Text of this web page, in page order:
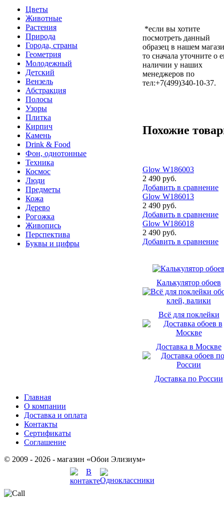
Цветы
Животные
Растения
Природа
Города, страны
Геометрия
Молодежный
Детский
Вензель
Абстракция
Полосы
Узоры
Плитка
Кирпич
Камень
Drink & Food
Фон, однотонные
Техника
Космос
Люди
Предметы
Кожа
Дерево
Рогожка
Живопись
Перспектива
Буквы и цифры
*если вы хотите
посмотреть данный
образец в нашем
то сначала уточните о
наличии у наших
менеджеров по
тел:+7(499)340-10-37.
Похожие
Glow W186003
2 490 руб.
Добавить в сравнение
Glow W186013
2 490 руб.
Добавить в сравнение
Glow W186018
2 490 руб.
Добавить в сравнение
Калькулятор обоев
Всё для поклейки
Доставка в Москве
Доставка по России
Главная
О компании
Доставка и оплата
Контакты
Сертификаты
Соглашение
© 2009 - 2026 - магазин «Обои Элизиум»